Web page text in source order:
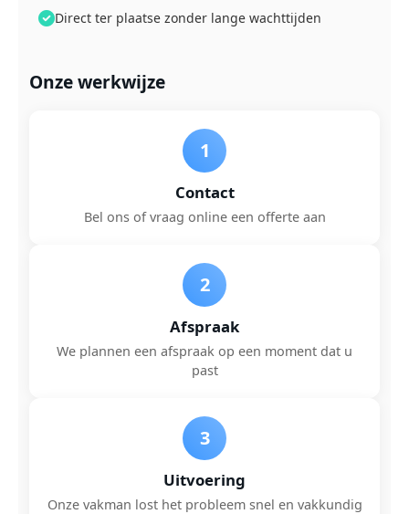
Direct ter plaatse zonder lange wachttijden
Onze werkwijze
1
Contact
Bel ons of vraag online een offerte aan
2
Afspraak
We plannen een afspraak op een moment dat u
past
3
Uitvoering
Onze vakman lost het probleem snel en vakkundig